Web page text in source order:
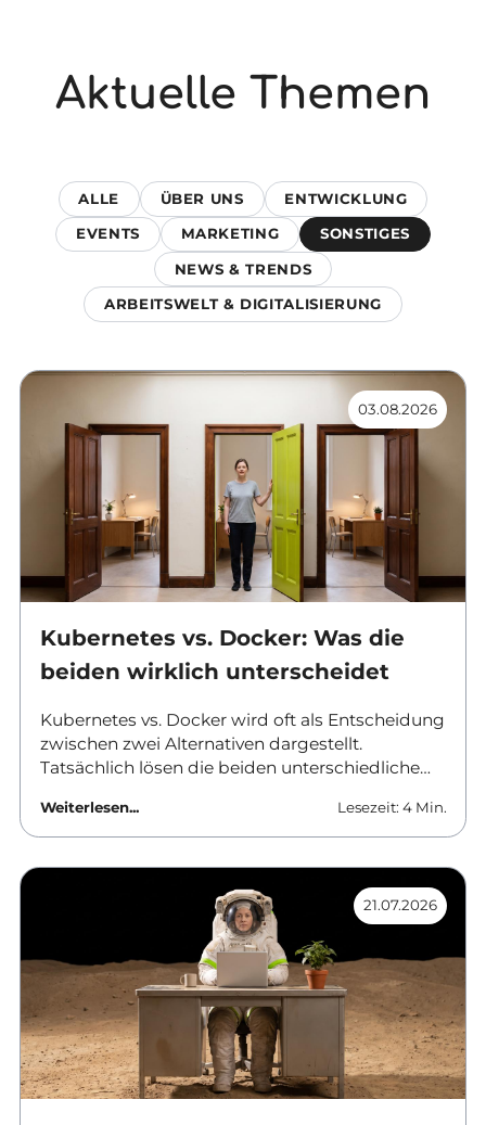
Aktuelle Themen
ALLE ÜBER UNS ENTWICKLUNG
EVENTS MARKETING SONSTIGES
NEWS & TRENDS
ARBEITSWELT & DIGITALISIERUNG
03.08.2026
Kubernetes vs. Docker: Was die
beiden wirklich unterscheidet
Kubernetes vs. Docker wird oft als Entscheidung
zwischen zwei Alternativen dargestellt.
Tatsächlich lösen die beiden unterschiedliche
gemeinsam eingesetzt. Dieser Beitrag ordnet
ein, was Docker leistet, wo Kubernetes ansetzt
und ab wann sich der Aufwand einer
vollwertigen Orchestrierung überhaupt rechnet.
Weiterlesen... Lesezeit: 4 Min.
21.07.2026